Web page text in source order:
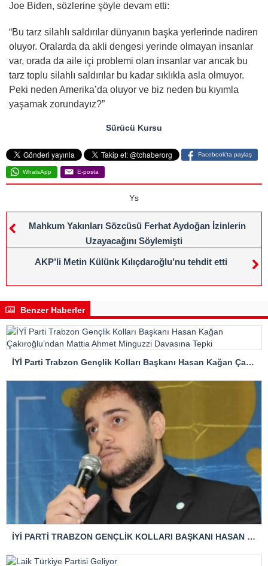
Joe Biden, sözlerine şöyle devam etti:
“Bu tarz silahlı saldırılar dünyanın başka yerlerinde nadiren
oluyor. Oralarda da akli dengesi yerinde olmayan insanlar
var, orada da aile içi problemi olan insanlar var ancak bu
tarz toplu silahlı saldırılar bu kadar sıklıkla asla olmuyor.
Peki neden Amerika’da oluyor ve biz neden bu kıyımla
yaşamak zorundayız?”
Sürücü Kursu
Facebook'ta paylaş
WhatsApp E-posta
Ys
Mahkum Yakınları Sözcüsü Ferhat Aydoğan İzinlerin
Uzayacağını Söylemişti
AKP’li Metin Külünk Kılıçdaroğlu’nu tehdit etti
Benzer Haberler
İYİ Parti Trabzon Gençlik Kolları Başkanı Hasan Kağan Çakıroğlu’ndan Mattia Ahmet Minguzzi Davasına Tepki
İYİ PARTİ TRABZON GENÇLİK KOLLARI BAŞKANI HASAN KAĞAN ÇAKIROĞLU’NDAN TBMM BAŞKANI’NA ÇOK SERT TEPKİ: “ANAYASAL SUÇ İŞLENMİŞTİR!”